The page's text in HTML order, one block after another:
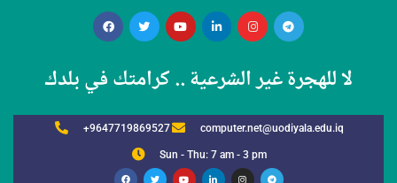
لا للهجرة غير الشرعية .. كرامتك في بلدك
+9647719869527 computer.net@uodiyala.edu.iq
Sun - Thu: 7 am - 3 pm